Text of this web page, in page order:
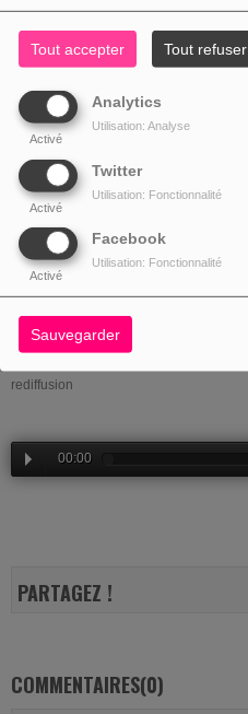
Tout accepter Tout refuser
Analytics
Activé
Utilisation: Analyse
Twitter
Activé
Utilisation: Fonctionnalité
Facebook
Activé
Utilisation: Fonctionnalité
Sauvegarder
02 MAI 2026 - 15:58 - 626VUES
rediffusion
00:00
PARTAGEZ !
COMMENTAIRES(0)